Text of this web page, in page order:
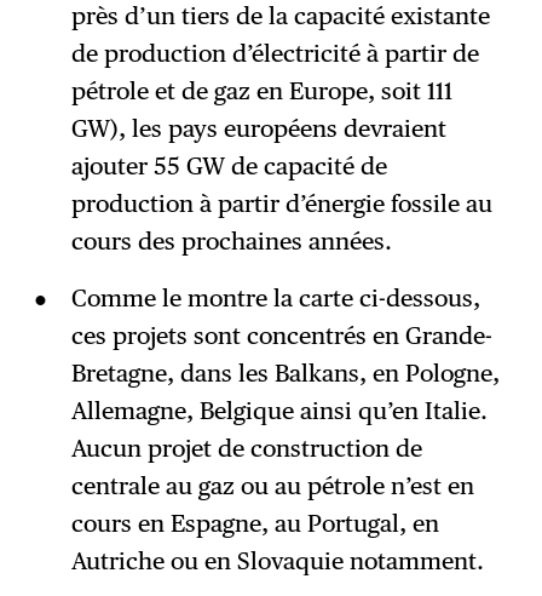
près d’un tiers de la capacité existante
de production d’électricité à partir de
pétrole et de gaz en Europe, soit 111
GW), les pays européens devraient
ajouter 55 GW de capacité de
production à partir d’énergie fossile au
cours des prochaines années.
Comme le montre la carte ci-dessous,
ces projets sont concentrés en Grande-
Bretagne, dans les Balkans, en Pologne,
Allemagne, Belgique ainsi qu’en Italie.
Aucun projet de construction de
centrale au gaz ou au pétrole n’est en
cours en Espagne, au Portugal, en
Autriche ou en Slovaquie notamment.